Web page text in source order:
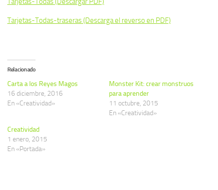
Tarjetas-Todas-traseras (Descarga el reverso en PDF)
Relacionado
Carta a los Reyes Magos
16 diciembre, 2016
En «Creatividad»
Monster Kit: crear monstruos
para aprender
11 octubre, 2015
En «Creatividad»
Creatividad
1 enero, 2015
En «Portada»